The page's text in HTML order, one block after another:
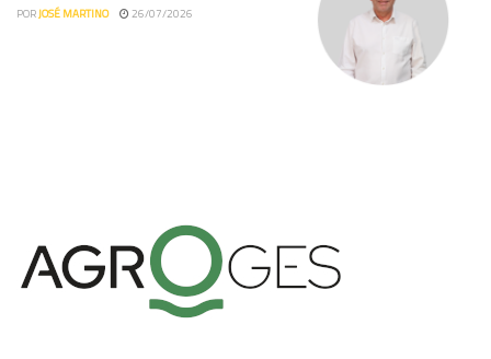
PORJOSÉ MARTINO 26/07/2026